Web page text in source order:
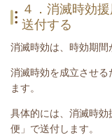
４．消滅時効
送付する
消滅時効は、時効期間
消滅時効を成立させる
ます。
具体的には、消滅時
便」で送付します。